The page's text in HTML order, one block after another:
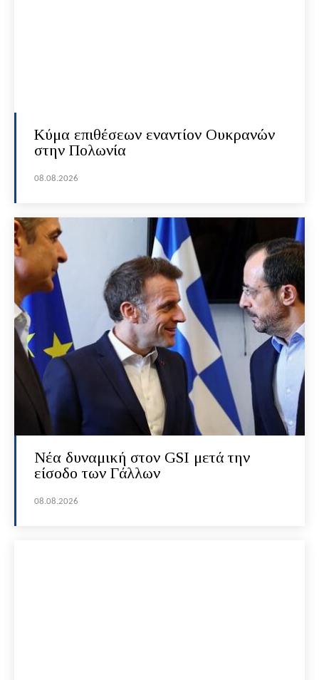
Κύμα επιθέσεων εναντίον Ουκρανών
στην Πολωνία
08.08.2026
Νέα δυναμική στον GSI μετά την
είσοδο των Γάλλων
08.08.2026